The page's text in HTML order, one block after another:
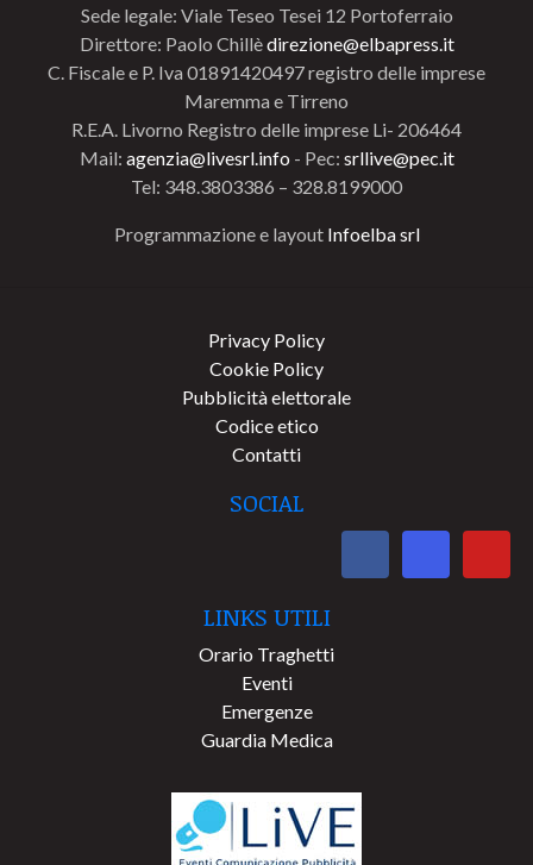
Sede legale: Viale Teseo Tesei 12 Portoferraio
Direttore: Paolo Chillèdirezione@elbapress.it
C. Fiscale e P. Iva 01891420497 registro delle imprese
Maremma e Tirreno
R.E.A. Livorno Registro delle imprese Li- 206464
Mail: agenzia@livesrl.info - Pec: srllive@pec.it
Tel: 348.3803386 – 328.8199000
Programmazione e layout Infoelba srl
Privacy Policy
Cookie Policy
Pubblicità elettorale
Codice etico
Contatti
SOCIAL
LINKS UTILI
Orario Traghetti
Eventi
Emergenze
Guardia Medica